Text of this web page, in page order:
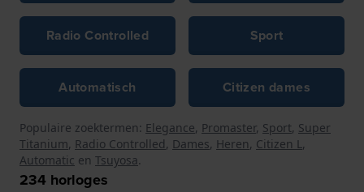
Radio Controlled Sport
Automatisch Citizen dames
Populaire zoektermen: Elegance, Promaster, Sport, Super
Titanium, Radio Controlled, Dames, Heren, Citizen L ,
Automatic en Tsuyosa.
234 horloges